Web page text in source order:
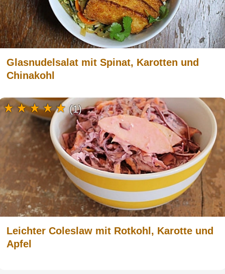
Glasnudelsalat mit Spinat, Karotten und
Chinakohl
Leichter Coleslaw mit Rotkohl, Karotte und
Apfel
(1)